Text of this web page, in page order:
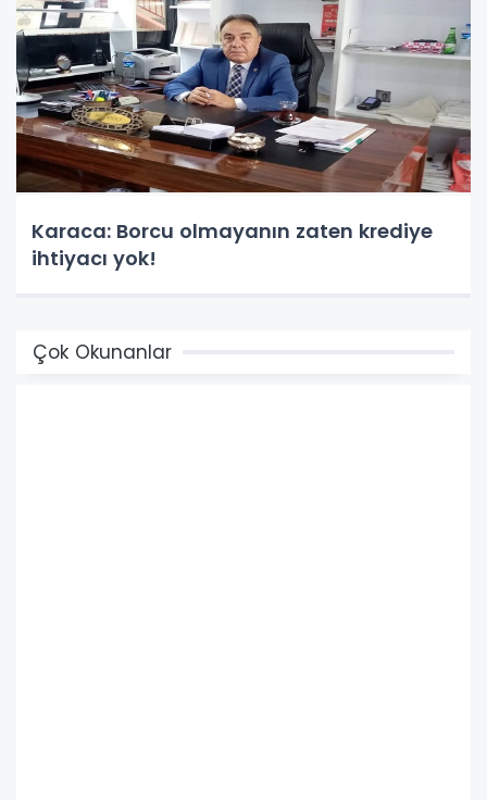
Karaca: Borcu olmayanın zaten krediye
ihtiyacı yok!
Çok Okunanlar